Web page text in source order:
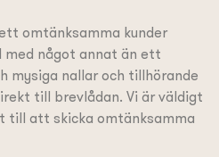
omtänksamma kunder
något annat än ett
mysiga nallar och tillhörande
till brevlådan. Vi är väldigt
att skicka omtänksamma